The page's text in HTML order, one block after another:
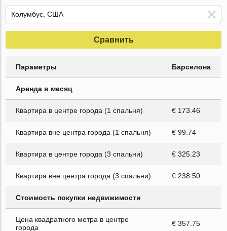
Сравнить
Параметры Барселона
Аренда в месяц
Квартира в центре города (1 спальня) € 173.46
Квартира вне центра города (1 спальня) € 99.74
Квартира в центре города (3 спальни) € 325.23
Квартира вне центра города (3 спальни) € 238.50
Стоимость покупки недвижимости
Цена квадратного метра в центре
города
€ 357.75